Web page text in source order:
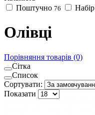
Поштучно 76 Набір
Олівці
Порівняння товарів (0)
Сітка
Список
Сортувати:
Показати